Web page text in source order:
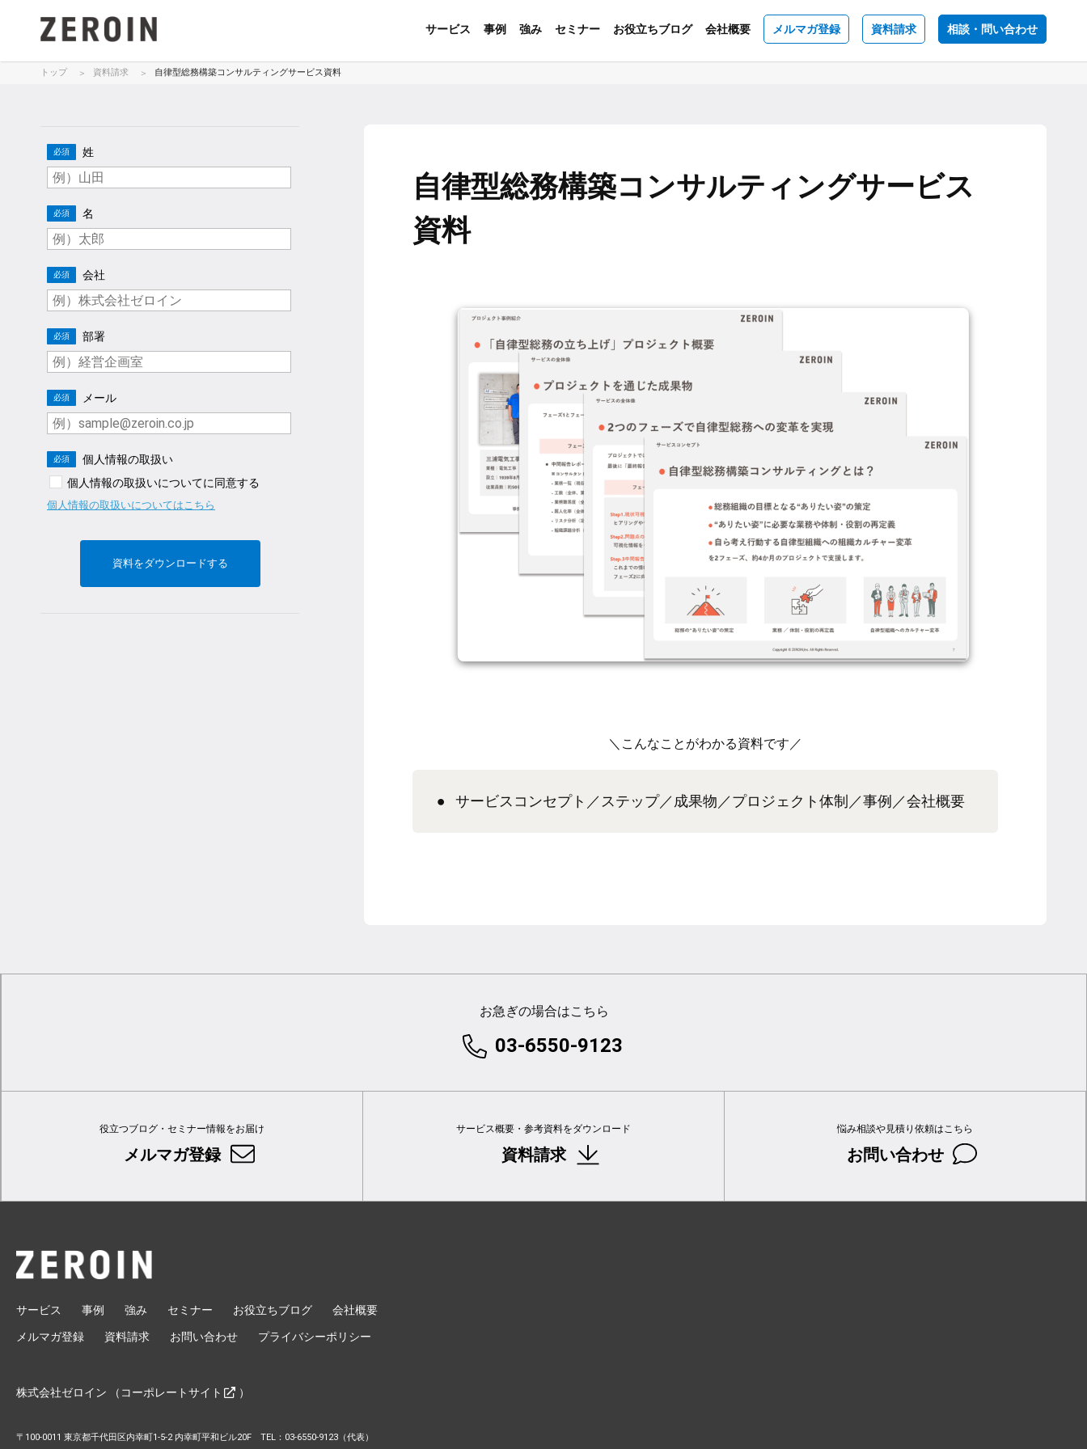
サービス 事例 強み セミナー お役立ちブログ 会社概要 メルマガ登録 資料請求 相談・問い合わせ
トップ 資料請求 自律型総務構築コンサルティングサービス資料
自律型総務構築コンサルティングサービス
資料
＼こんなことがわかる資料です／
サービスコンセプト／ステップ／成果物／プロジェクト体制／事例／会社概要
お急ぎの場合はこちら
03-6550-9123
役立つブログ・セミナー情報をお届け
メルマガ登録
サービス概要・参考資料をダウンロード
資料請求
悩み相談や見積り依頼はこちら
お問い合わせ
サービス 事例 強み セミナー お役立ちブログ 会社概要
メルマガ登録 資料請求 お問い合わせ プライバシーポリシー
株式会社ゼロイン （ コーポレートサイト ）
〒100-0011 東京都千代田区内幸町1-5-2 内幸町平和ビル20F TEL：03-6550-9123（代表）